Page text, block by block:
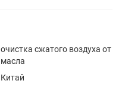
очистка сжатого воздуха от
масла
Китай